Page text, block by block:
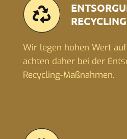
RECYCLING
Wir legen hohen Wert
achten daher bei der
Recycling-Maßnahmen.